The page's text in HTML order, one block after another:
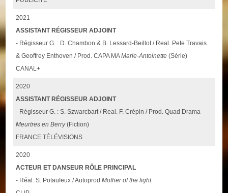
2021
ASSISTANT RÉGISSEUR ADJOINT
- Régisseur G. : D. Chambon & B. Lessard-Beillot / Real. Pete Travais
& Geoffrey Enthoven / Prod. CAPA MAMarie-Antoinette (Série)
CANAL+
2020
ASSISTANT RÉGISSEUR ADJOINT
- Régisseur G. : S. Szwarcbart / Real. F. Crépin / Prod. Quad Drama
Meurtres en Berry(Fiction)
FRANCE TÉLÉVISIONS
2020
ACTEUR ET DANSEUR RÔLE PRINCIPAL
- Réal. S. Potaufeux / AutoprodMother of the light